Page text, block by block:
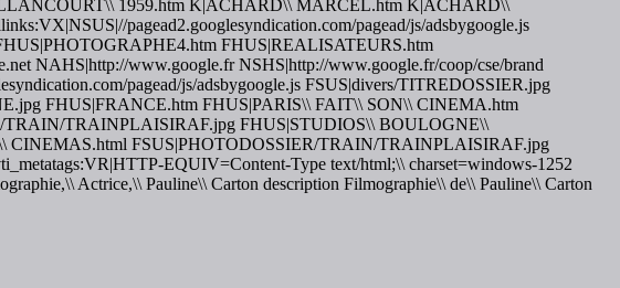
1959.htm K|ACHARD\\ MARCEL.htm K|ACHARD\\
pagead2.googlesyndication.com/pagead/js/adsbygoogle.js
FHUS|REALISATEURS.htm
NAHS|http://www.google.fr NSHS|http://www.google.fr/coop/cse/brand
pagead/js/adsbygoogle.js FSUS|divers/TITREDOSSIER.jpg
FHUS|FRANCE.htm FHUS|PARIS\\ FAIT\\ SON\\ CINEMA.htm
TRAIN/TRAINPLAISIRAF.jpg FHUS|STUDIOS\\ BOULOGNE\\
FSUS|PHOTODOSSIER/TRAIN/TRAINPLAISIRAF.jpg
EQUIV=Content-Type text/html;\\ charset=windows-1252
Actrice,\\ Pauline\\ Carton description Filmographie\\ de\\ Pauline\\ Carton